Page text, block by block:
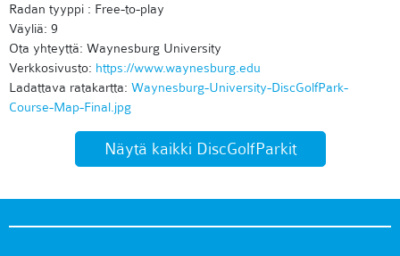
Radan tyyppi : Free-to-play
Väyliä: 9
Ota yhteyttä: Waynesburg University
Verkkosivusto: https://www.waynesburg.edu
Ladattava ratakartta: Waynesburg-University-DiscGolfPark-
Course-Map-Final.jpg
Näytä kaikki DiscGolfParkit